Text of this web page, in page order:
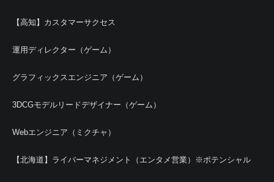
【高知】カスタマーサクセス
運用ディレクター（ゲーム）
グラフィックスエンジニア（ゲーム）
3DCGモデルリードデザイナー（ゲーム）
Webエンジニア（ミクチャ）
【北海道】ライバーマネジメント（エンタメ営業）※ポテンシャル